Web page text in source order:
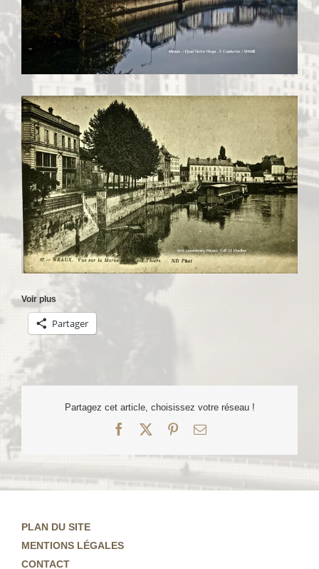
Voir plus
Partager
Partagez cet article, choisissez votre réseau !
Facebook PinterestEmail
PLAN DU SITE
MENTIONS LÉGALES
CONTACT